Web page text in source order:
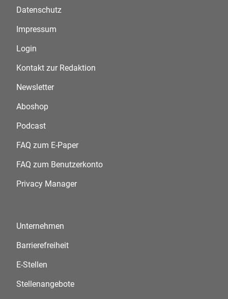
Datenschutz
Impressum
Login
Kontakt zur Redaktion
Newsletter
Aboshop
Podcast
FAQ zum E-Paper
FAQ zum Benutzerkonto
Privacy Manager
Unternehmen
Barrierefreiheit
E-Stellen
Stellenangebote